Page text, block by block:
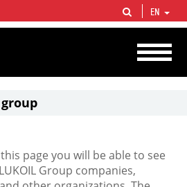
gas vertical integrated companies in the world
production and circa 1% of proved hydrocarbon
EN
page you will be able to see
Group companies,